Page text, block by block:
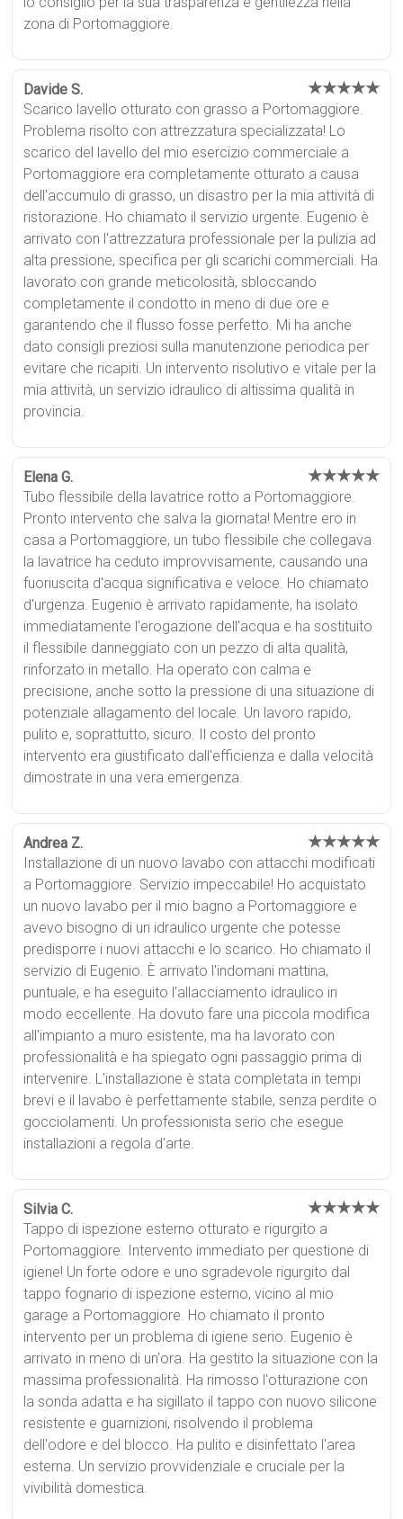
zona di Portomaggiore.
Davide S. ★★★★★
Scarico lavello otturato con grasso a Portomaggiore.
Problema risolto con attrezzatura specializzata! Lo
scarico del lavello del mio esercizio commerciale a
Portomaggiore era completamente otturato a causa
dell'accumulo di grasso, un disastro per la mia attività di
ristorazione. Ho chiamato il servizio urgente. Eugenio è
arrivato con l'attrezzatura professionale per la pulizia ad
alta pressione, specifica per gli scarichi commerciali. Ha
lavorato con grande meticolosità, sbloccando
completamente il condotto in meno di due ore e
garantendo che il flusso fosse perfetto. Mi ha anche
dato consigli preziosi sulla manutenzione periodica per
evitare che ricapiti. Un intervento risolutivo e vitale per la
mia attività, un servizio idraulico di altissima qualità in
provincia.
Elena G. ★★★★★
Tubo flessibile della lavatrice rotto a Portomaggiore.
Pronto intervento che salva la giornata! Mentre ero in
casa a Portomaggiore, un tubo flessibile che collegava
la lavatrice ha ceduto improvvisamente, causando una
fuoriuscita d'acqua significativa e veloce. Ho chiamato
d'urgenza. Eugenio è arrivato rapidamente, ha isolato
immediatamente l'erogazione dell'acqua e ha sostituito
il flessibile danneggiato con un pezzo di alta qualità,
rinforzato in metallo. Ha operato con calma e
precisione, anche sotto la pressione di una situazione di
potenziale allagamento del locale. Un lavoro rapido,
pulito e, soprattutto, sicuro. Il costo del pronto
intervento era giustificato dall'efficienza e dalla velocità
dimostrate in una vera emergenza.
Andrea Z. ★★★★★
Installazione di un nuovo lavabo con attacchi modificati
a Portomaggiore. Servizio impeccabile! Ho acquistato
un nuovo lavabo per il mio bagno a Portomaggiore e
avevo bisogno di un idraulico urgente che potesse
predisporre i nuovi attacchi e lo scarico. Ho chiamato il
servizio di Eugenio. È arrivato l'indomani mattina,
puntuale, e ha eseguito l'allacciamento idraulico in
modo eccellente. Ha dovuto fare una piccola modifica
all'impianto a muro esistente, ma ha lavorato con
professionalità e ha spiegato ogni passaggio prima di
intervenire. L'installazione è stata completata in tempi
brevi e il lavabo è perfettamente stabile, senza perdite o
gocciolamenti. Un professionista serio che esegue
installazioni a regola d'arte.
Silvia C. ★★★★★
Tappo di ispezione esterno otturato e rigurgito a
Portomaggiore. Intervento immediato per questione di
igiene! Un forte odore e uno sgradevole rigurgito dal
tappo fognario di ispezione esterno, vicino al mio
garage a Portomaggiore. Ho chiamato il pronto
intervento per un problema di igiene serio. Eugenio è
arrivato in meno di un'ora. Ha gestito la situazione con la
massima professionalità. Ha rimosso l'otturazione con
la sonda adatta e ha sigillato il tappo con nuovo silicone
resistente e guarnizioni, risolvendo il problema
dell'odore e del blocco. Ha pulito e disinfettato l'area
esterna. Un servizio provvidenziale e cruciale per la
vivibilità domestica.